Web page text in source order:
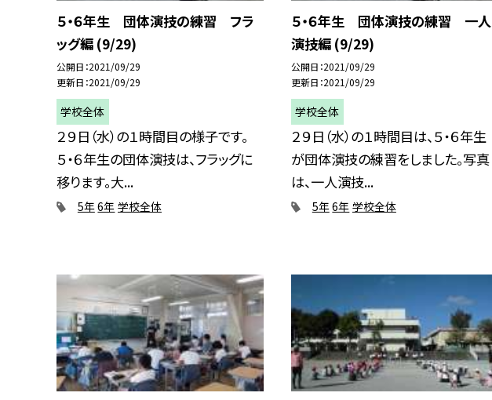
５・６年生 団体演技の練習 フラ
ッグ編 (9/29)
公開日 2021/09/29
更新日 2021/09/29
学校全体
２９日（水）の１時間目の様子です。
５・６年生の団体演技は、フラッグに
移ります。大...
5年6年 学校全体
５・６年生 団体演技の練習 一人
演技編 (9/29)
公開日 2021/09/29
更新日 2021/09/29
学校全体
２９日（水）の１時間目は、５・６年生
が団体演技の練習をしました。写真
は、一人演技...
5年6年 学校全体